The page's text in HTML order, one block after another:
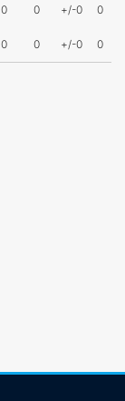
0 0 +/-0 0
0 0 +/-0 0